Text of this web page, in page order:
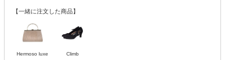
【一緒に注文した商品】
Hermoso luxe Climb